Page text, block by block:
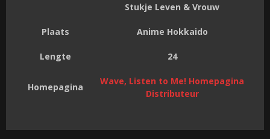
Stukje Leven & Vrouw
Plaats Anime Hokkaido
Lengte 24
Homepagina
Wave, Listen to Me! Homepagina
Distributeur